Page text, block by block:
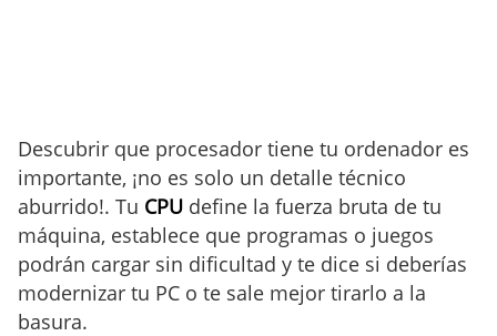
Descubrir que procesador tiene tu ordenador es
importante, ¡no es solo un detalle técnico
aburrido!. Tu CPU define la fuerza bruta de tu
máquina, establece que programas o juegos
podrán cargar sin dificultad y te dice si deberías
modernizar tu PC o te sale mejor tirarlo a la
basura.